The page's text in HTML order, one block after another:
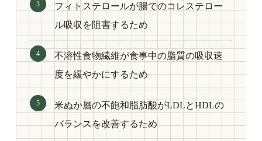
フィトステロールが腸でのコレステロー
ル吸収を阻害するため
不溶性食物繊維が食事中の脂質の吸収速
度を緩やかにするため
米ぬか層の不飽和脂肪酸がLDLとHDLの
バランスを改善するため